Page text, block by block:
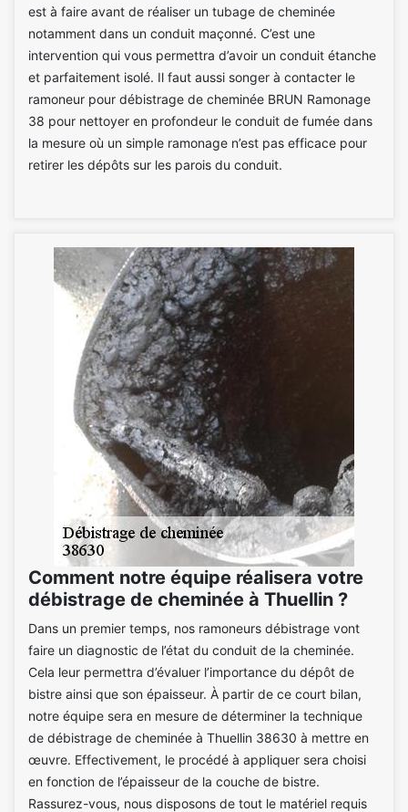
est à faire avant de réaliser un tubage de cheminée
notamment dans un conduit maçonné. C’est une
intervention qui vous permettra d’avoir un conduit étanche
et parfaitement isolé. Il faut aussi songer à contacter le
ramoneur pour débistrage de cheminée BRUN Ramonage
38 pour nettoyer en profondeur le conduit de fumée dans
la mesure où un simple ramonage n’est pas efficace pour
retirer les dépôts sur les parois du conduit.
Comment notre équipe réalisera votre
débistrage de cheminée à Thuellin ?
Dans un premier temps, nos ramoneurs débistrage vont
faire un diagnostic de l’état du conduit de la cheminée.
Cela leur permettra d’évaluer l’importance du dépôt de
bistre ainsi que son épaisseur. À partir de ce court bilan,
notre équipe sera en mesure de déterminer la technique
de débistrage de cheminée à Thuellin 38630 à mettre en
œuvre. Effectivement, le procédé à appliquer sera choisi
en fonction de l’épaisseur de la couche de bistre.
Rassurez-vous, nous disposons de tout le matériel requis